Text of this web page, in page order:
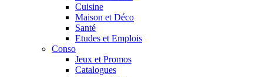
Cuisine
Maison et Déco
Santé
Etudes et Emplois
Conso
Jeux et Promos
Catalogues